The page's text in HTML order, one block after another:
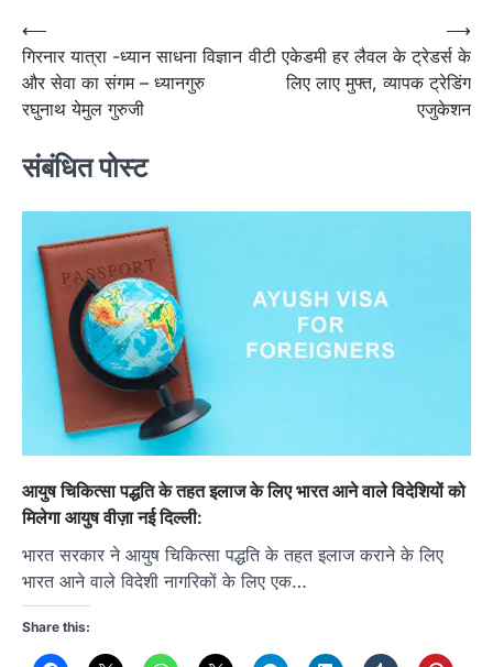
Post
navigation
⟵
गिरनार यात्रा -ध्यान साधना विज्ञान
और सेवा का संगम – ध्यानगुरु
रघुनाथ येमुल गुरुजी
वीटी एकेडमी हर लैवल के ट्रेडर्स के
लिए लाए मुफ्त, व्यापक ट्रेडिंग
एजुकेशन
⟶
संबंधित पोस्ट
आयुष चिकित्सा पद्धति के तहत इलाज के लिए भारत आने वाले विदेशियों को
मिलेगा आयुष वीज़ा नई दिल्ली:
भारत सरकार ने आयुष चिकित्सा पद्धति के तहत इलाज कराने के लिए
भारत आने वाले विदेशी नागरिकों के लिए एक…
Share this: